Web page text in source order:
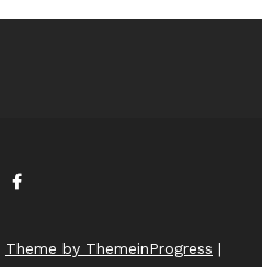
Theme by ThemeinProgress |